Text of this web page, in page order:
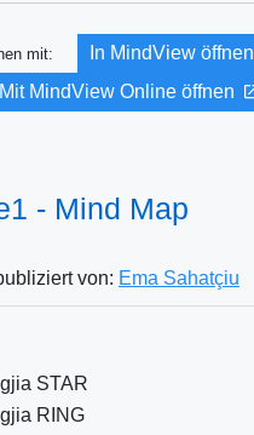
mit:
In MindView öffnen
Mit MindView Online öffnen
- Mind Map
von: Ema Sahatçiu
STAR
RING